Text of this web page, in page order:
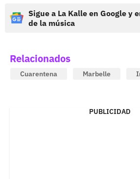
Sigue a La Kalle en Google y
de la música
Relacionados
Cuarentena Marbelle
PUBLICIDAD